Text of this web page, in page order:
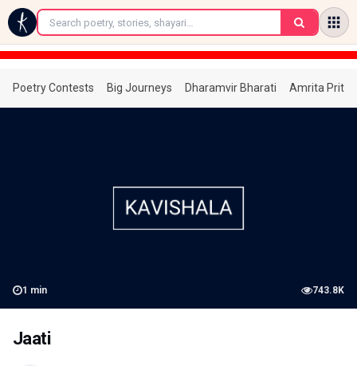
←
Poetry Contests Big Journeys Dharamvir Bharati Amrita
1 min 743.8K
Jaati